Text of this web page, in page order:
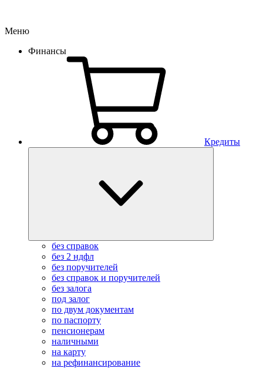
Меню
Финансы
Кредиты
без справок
без 2 ндфл
без поручителей
без справок и поручителей
без залога
под залог
по двум документам
по паспорту
пенсионерам
наличными
на карту
на рефинансирование